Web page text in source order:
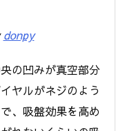
donpy
の凹みが真空部分
ヤルがネジのよう
、吸盤効果を高め